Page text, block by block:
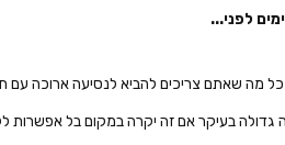
לפני...
מה שאתם צריכים להביא לנסיעה ארוכה עם
גדולה בעיקר אם זה יקרה במקום בל אפשרות